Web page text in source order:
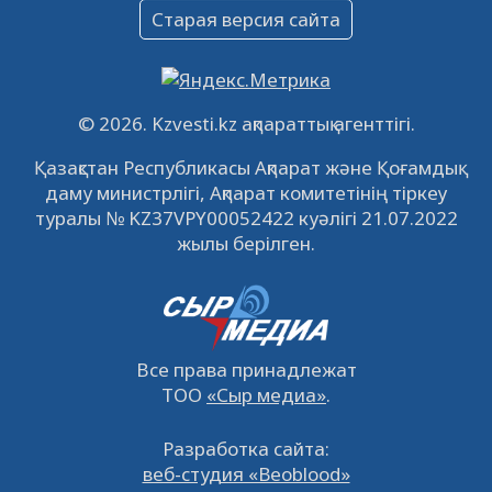
Объявление
09.12.2022
Свободные рабочие места
встречу с инвесторами в Кызылорде 22
ноября
21.11.2022 14929 0
© 2026. Kzvesti.kz ақпараттық агенттігі.
Қазақстан Республикасы Ақпарат және Қоғамдық
даму министрлігі, Ақпарат комитетінің тіркеу
туралы № KZ37VPY00052422 куәлігі 21.07.2022
жылы берілген.
Все права принадлежат
ТОО «Сыр медиа».
Старая версия сайта
Разработка сайта:
веб-студия «Beoblood»